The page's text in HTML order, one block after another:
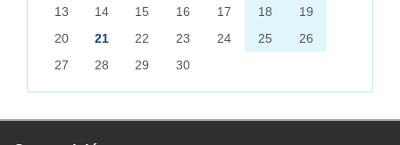
13
14 15 16 17 18
19
20
21 22 23 24 25
26
27
28 29 30